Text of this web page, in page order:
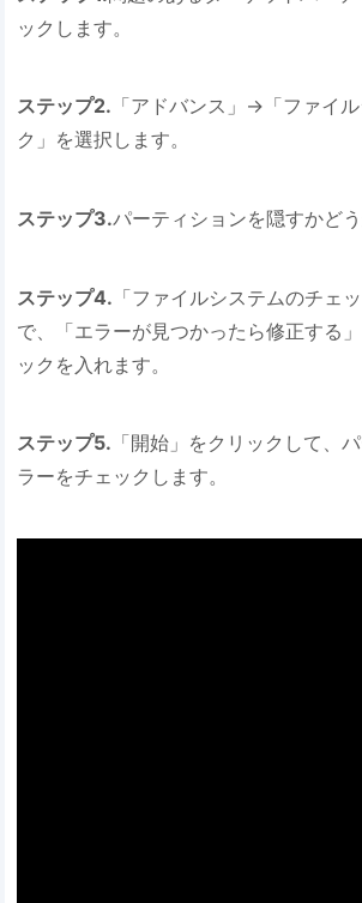
ックします。
ステップ2. 「アドバンス」→「ファイ
ク」を選択します。
ステップ3.パーティションを隠すかどう
ステップ4. 「ファイルシステムのチェ
で、「エラーが見つかったら修正する
ックを入れます。
ステップ5. 「開始」をクリックして、
ラーをチェックします。